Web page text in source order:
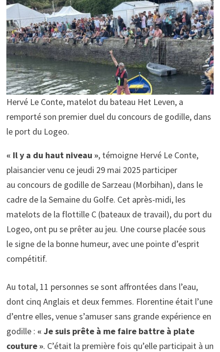
Hervé Le Conte, matelot du bateau Het Leven, a
remporté son premier duel du concours de godille, dans
le port du Logeo.
« Il y a du haut niveau », témoigne Hervé Le Conte,
plaisancier venu ce jeudi 29 mai 2025 participer
au concours de godille de Sarzeau (Morbihan), dans le
cadre de la Semaine du Golfe. Cet après-midi, les
matelots de la flottille C (bateaux de travail), du port du
Logeo, ont pu se prêter au jeu. Une course placée sous
le signe de la bonne humeur, avec une pointe d’esprit
compétitif.
Au total, 11 personnes se sont affrontées dans l’eau,
dont cinq Anglais et deux femmes. Florentine était l’une
d’entre elles, venue s’amuser sans grande expérience en
godille : « Je suis prête à me faire battre à plate
couture ». C’était la première fois qu’elle participait à un